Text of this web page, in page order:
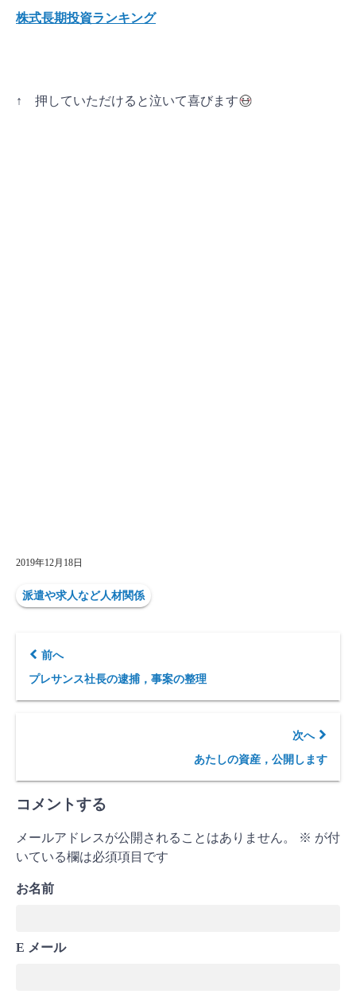
株式長期投資ランキング
↑ 押していただけると泣いて喜びます
2019年12月18日
派遣や求人など人材関係
前へ
プレサンス社長の逮捕，事案の整理
次へ
あたしの資産，公開します
コメントする
メールアドレスが公開されることはありません。 ※ が付
いている欄は必須項目です
お名前
E メール